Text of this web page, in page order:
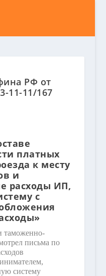
РФ от
11-11/167
платных
к месту
и
расходы ИП,
с
таможенно-
письма по
систему